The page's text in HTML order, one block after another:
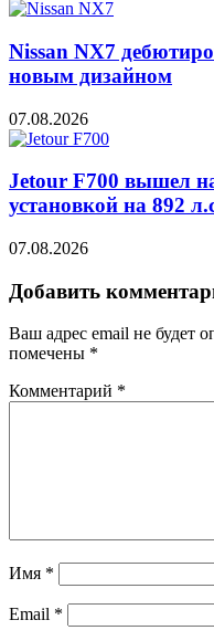
Nissan NX7
новым дизайном
07.08.2026
Jetour F700 вышел
установкой на 892
07.08.2026
Добавить
Ваш адрес email не будет
помечены *
Комментарий *
Имя *
Email *